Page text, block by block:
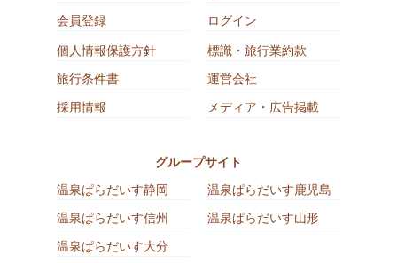
会員登録
ログイン
個人情報保護方針
標識・旅行業約款
旅行条件書
運営会社
採用情報
メディア・広告掲載
グループサイト
温泉ぱらだいす静岡
温泉ぱらだいす鹿児島
温泉ぱらだいす信州
温泉ぱらだいす山形
温泉ぱらだいす大分